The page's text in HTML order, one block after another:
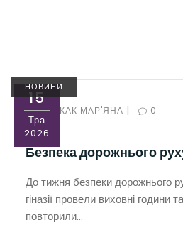
15
Тра
2026
НОВИНИ
BY:РОЖАК МАР'ЯНА | 0
Безпека дорожнього
До тижня безпеки дорожнього
гіназії провели виховні години
повторили…